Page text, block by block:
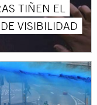
TIÑEN EL
VISIBILIDAD